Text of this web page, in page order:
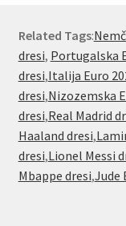
Related Tags:
dresi, Portugalska
dresi,Italija Euro
dresi,Nizozemska
dresi,Real Madrid
Haaland dresi,
dresi,Lionel Messi
Mbappe dresi,Jude